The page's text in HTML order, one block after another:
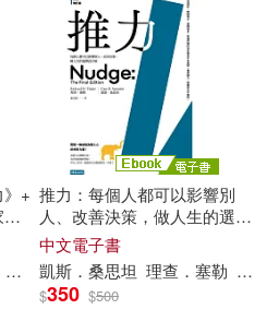
+
套
約拿．博格 張美惠 陳玉娥
推力：每個人都可以影響別
人、改善決策，做人生的選擇
設計師【終極增訂版】 (電子
書)
中文電子書
凱斯 ． 桑思坦 理查 ． 塞勒 張美
$350 $500